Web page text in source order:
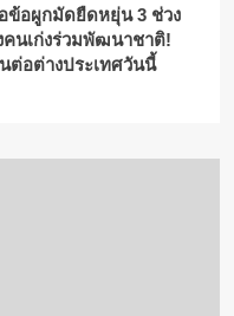
ข้อผูกมัดยืดหยุ่น 3 ช่วง
คนเก่งร่วมพัฒนาชาติ!
ต่อต่างประเทศวันนี้